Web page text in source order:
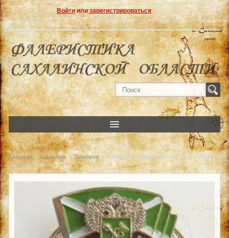
Войтиили зарегистрироваться
Главная » Сахалин»Таможня» Большое таможенное судно "Петр
Матвеев"